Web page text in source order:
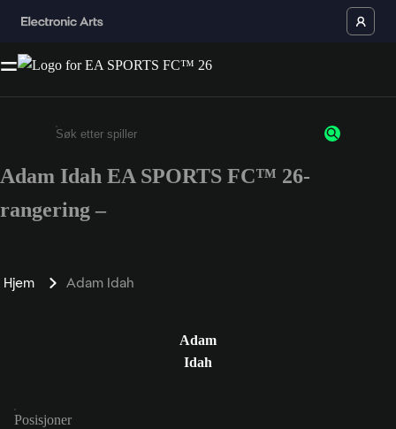
Enter a minimum of 3 characters or numbers
Adam Idah EA SPORTS FC™ 26-
rangering –
Hjem Adam Idah
Adam
Idah
Posisjoner